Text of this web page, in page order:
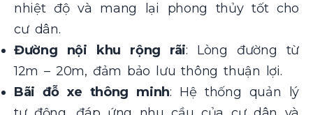
nhiệt độ và mang lại phong thủy tốt cho
cư dân.
Đường nội khu rộng rãi: Lòng đường từ
12m – 20m, đảm bảo lưu thông thuận lợi.
Bãi đỗ xe thông minh: Hệ thống quản lý